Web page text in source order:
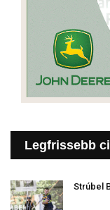
Legfrissebb
Strúbel